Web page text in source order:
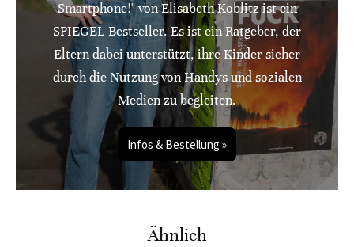
Smartphone!" von Elisabeth Koblitz ist ein
SPIEGEL-Bestseller. Es ist ein Ratgeber, der
Eltern dabei unterstützt, ihre Kinder sicher
durch die Nutzung von Handys und sozialen
Medien zu begleiten.
Infos & Bestellung »
Ähnlich